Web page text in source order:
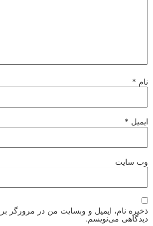
نام *
ایمیل *
وب‌ سایت
ذخیره نام، ایمیل و وبسایت من در مرورگر
دیدگاهی می‌نویسم.